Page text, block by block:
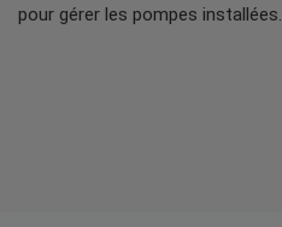
pour gérer les pompes installées.